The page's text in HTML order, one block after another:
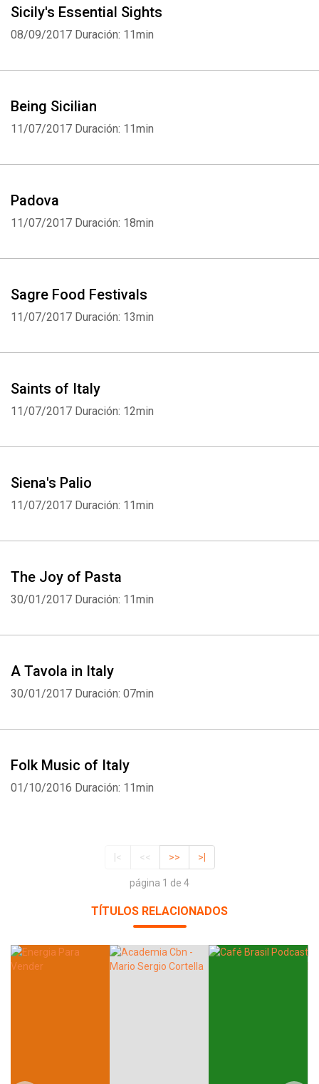
Sicily's Essential Sights
08/09/2017 Duración: 11min
Being Sicilian
11/07/2017 Duración: 11min
Padova
11/07/2017 Duración: 18min
Sagre Food Festivals
11/07/2017 Duración: 13min
Saints of Italy
11/07/2017 Duración: 12min
Siena's Palio
11/07/2017 Duración: 11min
The Joy of Pasta
30/01/2017 Duración: 11min
A Tavola in Italy
30/01/2017 Duración: 07min
Folk Music of Italy
01/10/2016 Duración: 11min
|< << >> >|
página 1 de 4
TÍTULOS RELACIONADOS
Whatsapp Facebook